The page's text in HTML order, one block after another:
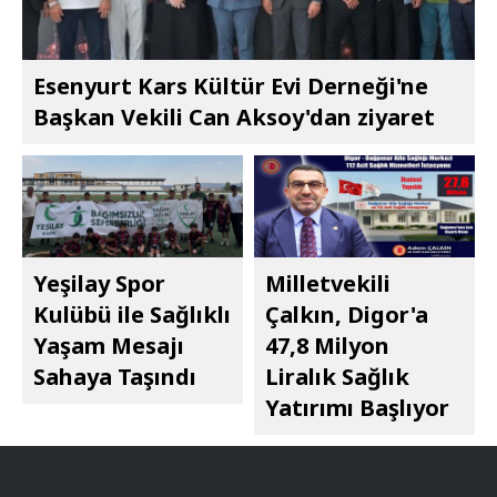
Esenyurt Kars Kültür Evi Derneği'ne
Başkan Vekili Can Aksoy'dan ziyaret
Yeşilay Spor
Kulübü ile Sağlıklı
Yaşam Mesajı
Sahaya Taşındı
Milletvekili
Çalkın, Digor'a
47,8 Milyon
Liralık Sağlık
Yatırımı Başlıyor